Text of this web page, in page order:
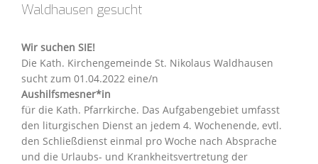
Waldhausen gesucht
Wir suchen SIE!
Die Kath. Kirchengemeinde St. Nikolaus Waldhausen
sucht zum 01.04.2022 eine/n
Aushilfsmesner*in
für die Kath. Pfarrkirche. Das Aufgabengebiet umfasst
den liturgischen Dienst an jedem 4. Wochenende, evtl.
den Schließdienst einmal pro Woche nach Absprache
und die Urlaubs- und Krankheitsvertretung der